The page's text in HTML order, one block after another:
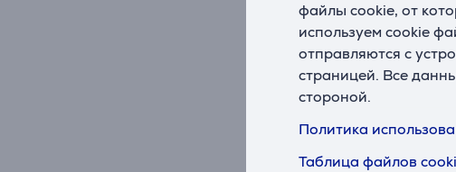
файлы cookie, от
используем cookie
отправляются с
страницей. Все
стороной.
Политика
Таблица файлов
На складе
Цена:
8 .99 €